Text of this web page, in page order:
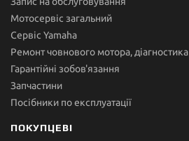
Мотосервіс загальний
Сервіс Yamaha
Ремонт човнового мотора, діагностика
Гарантійні зобов'язання
Запчастини
Посібники по експлуатації
ПОКУПЦЕВІ